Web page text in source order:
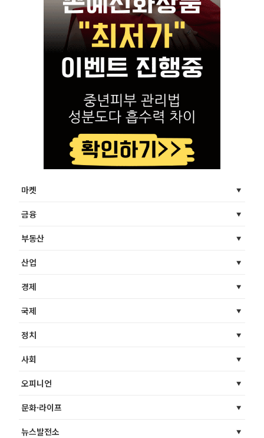
마켓
금융
부동산
산업
경제
국제
정치
사회
오피니언
문화·라이프
뉴스발전소